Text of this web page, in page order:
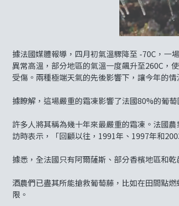
據法國媒體報導，四月初氣溫驟降至 -70C，一
異常高溫，部分地區的氣溫一度飆升至260C，
受傷。兩種極端天氣的先後影響下，讓今年的情
據瞭解，這場嚴重的霜凍影響了法國80%的葡
許多人將其稱為幾十年來最嚴重的霜凍。法國
訪時表示，「回顧以往，1991年、1997年和
據悉，全法國只有阿爾薩斯、部分香檳地區和
酒農們已盡其所能搶救葡萄藤，比如在田間點
限。